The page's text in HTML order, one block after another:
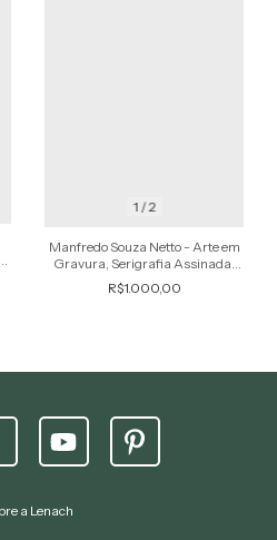
1 /2
Manfredo Souza Netto - Arte em
Gravura, Serigrafia Assinada,
Composição Geométrica
R$1.000,00
a Lenach